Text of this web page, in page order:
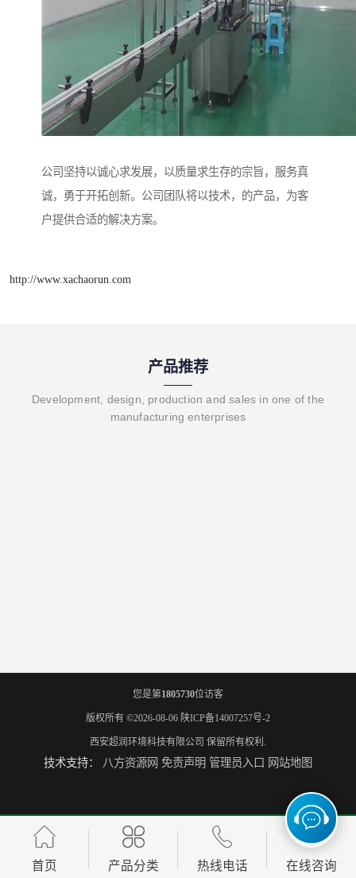
公司坚持以诚心求发展，以质量求生存的宗旨，服务真
诚，勇于开拓创新。公司团队将以技术，的产品，为客
户提供合适的解决方案。
http://www.xachaorun.com
产品推荐
Development, design, production and sales in one of the
manufacturing enterprises
您是第1805730位访客
版权所有 ©2026-08-06 陕ICP备14007257号-2
西安超润环境科技有限公司 保留所有权利.
技术支持： 八方资源网 免责声明 管理员入口 网站地图
首页 产品分类 热线电话 在线咨询